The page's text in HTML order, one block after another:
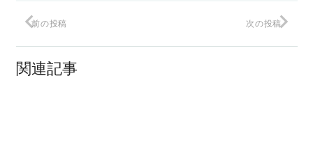
前の投稿 次の投稿
関連記事
ヒット商品の秘密の設計図を手に入れる